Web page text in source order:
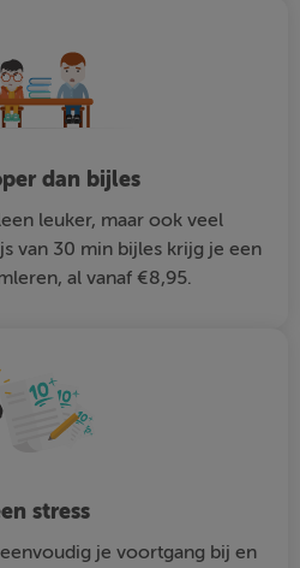
dan bijles
leuker, maar ook veel
van 30 min bijles krijg je een
al vanaf €8,95.
stress
je voortgang bij en